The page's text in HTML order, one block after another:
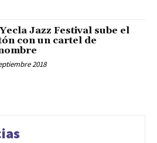
Jazz Festival sube el
con un cartel de
2018